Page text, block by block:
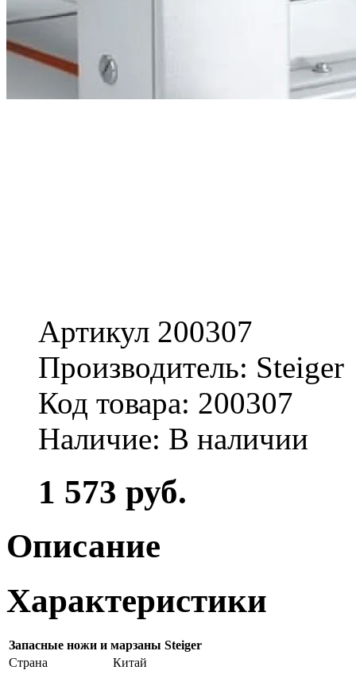
Артикул 200307
Производитель: Steiger
Код товара: 200307
Наличие: В наличии
1 573 руб.
Описание
Характеристики
Запасные ножи и марзаны Steiger
Страна
Китай